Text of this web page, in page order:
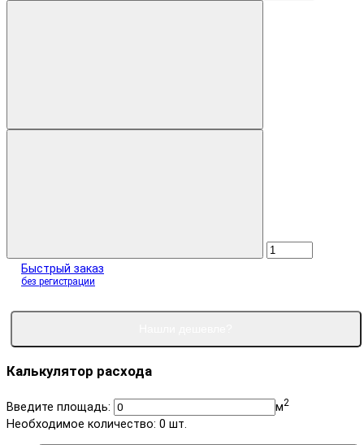
Быстрый заказ
без регистрации
Калькулятор расхода
Введите площадь: м2
Необходимое количество: 0 шт.